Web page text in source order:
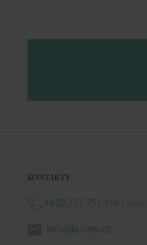
KONTAKTY
+420 777 751 116
info@butlers.cz